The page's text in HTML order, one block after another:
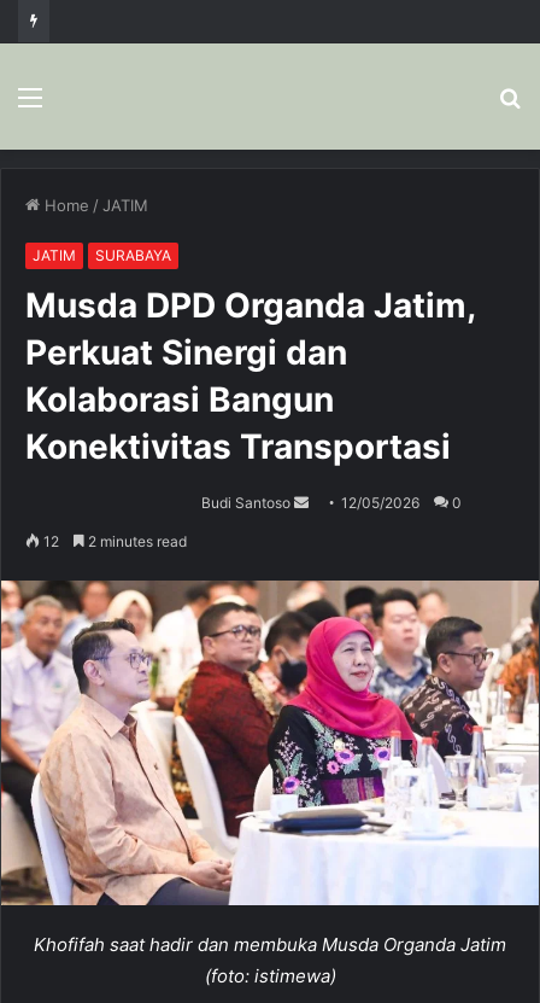
Home /JATIM
JATIM SURABAYA
Musda DPD Organda Jatim,
Perkuat Sinergi dan
Kolaborasi Bangun
Konektivitas Transportasi
Budi Santoso
d
a
n
e
m
a
l
12/05/2026 0
12 2 minutes read
Khofifah saat hadir dan membuka Musda Organda Jatim
(foto: istimewa)